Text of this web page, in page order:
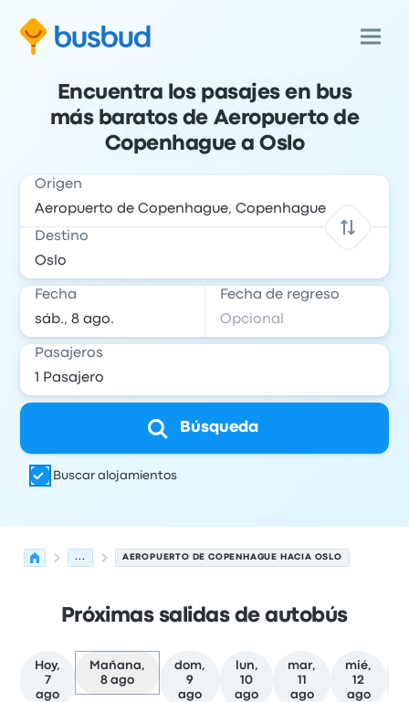
Encuentra los pasajes en bus
más baratos de Aeropuerto de
Copenhague a Oslo
Origen
Destino
Fecha Fecha de regreso
Pasajeros
Búsqueda
Buscar alojamientos
... AEROPUERTO DE COPENHAGUE HACIA OSLO
Próximas salidas de autobús
Hoy,
7
ago
Mañana,
8 ago
dom,
9
ago
lun,
10
ago
mar,
11
ago
mié,
12
ago